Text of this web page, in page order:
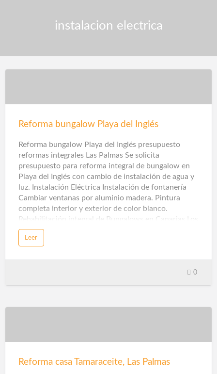
instalacion electrica
Reforma bungalow Playa del Inglés
Reforma bungalow Playa del Inglés presupuesto
reformas integrales Las Palmas Se solicita
presupuesto para reforma integral de bungalow en
Playa del Inglés con cambio de instalación de agua y
luz. Instalación Eléctrica Instalación de fontanería
Cambiar ventanas por aluminio madera. Pintura
completa interior y exterior de color blanco.
Rehabilitación integral de Bungalows en Canarias Los
Bungalows son un espacios ideales para las
vacaciones. Son cómodos y funcionales y en su
sencillez, para que las vacaciones de sus dueños o la
de los inquilinos sean lo más tranquilas y agradables
Leer
0
Reforma casa Tamaraceite, Las Palmas